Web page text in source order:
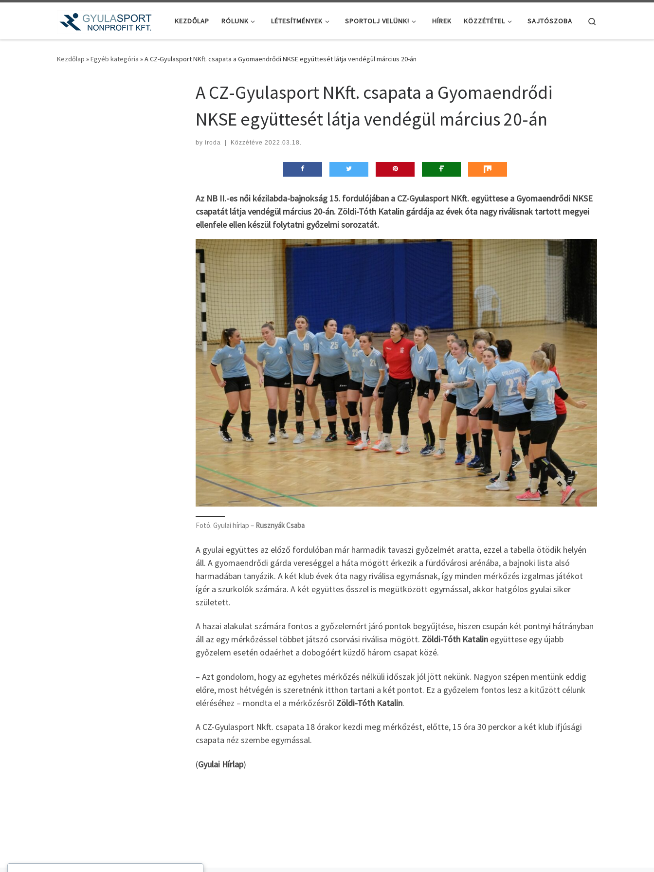
Teljes tartalom megjelenítése
KEZDŐLAP RÓLUNK LÉTESÍTMÉNYEK SPORTOLJ VELÜNK! HÍREK KÖZZÉTÉTEL SAJTÓSZOBA
Kezdőlap »Egyéb kategória »A CZ-Gyulasport NKft. csapata a Gyomaendrődi NKSE együttesét látja vendégül március 20-án
A CZ-Gyulasport NKft. csapata a Gyomaendrődi
NKSE együttesét látja vendégül március 20-án
by iroda | Közzétéve 2022.03.18.
Az NB II.-es női kézilabda-bajnokság 15. fordulójában a CZ-Gyulasport NKft. együttese a Gyomaendrődi NKSE
csapatát látja vendégül március 20-án. Zöldi-Tóth Katalin gárdája az évek óta nagy riválisnak tartott megyei
ellenfele ellen készül folytatni győzelmi sorozatát.
Fotó. Gyulai hírlap – Rusznyák Csaba
A gyulai együttes az előző fordulóban már harmadik tavaszi győzelmét aratta, ezzel a tabella ötödik helyén
áll. A gyomaendrődi gárda vereséggel a háta mögött érkezik a fürdővárosi arénába, a bajnoki lista alsó
harmadában tanyázik. A két klub évek óta nagy riválisa egymásnak, így minden mérkőzés izgalmas játékot
ígér a szurkolók számára. A két együttes ősszel is megütközött egymással, akkor hatgólos gyulai siker
született.
A hazai alakulat számára fontos a győzelemért járó pontok begyűjtése, hiszen csupán két pontnyi hátrányban
áll az egy mérkőzéssel többet játszó csorvási riválisa mögött. Zöldi-Tóth Katalin együttese egy újabb
győzelem esetén odaérhet a dobogóért küzdő három csapat közé.
– Azt gondolom, hogy az egyhetes mérkőzés nélküli időszak jól jött nekünk. Nagyon szépen mentünk eddig
előre, most hétvégén is szeretnénk itthon tartani a két pontot. Ez a győzelem fontos lesz a kitűzött célunk
eléréséhez – mondta el a mérkőzésről Zöldi-Tóth Katalin.
A CZ-Gyulasport Nkft. csapata 18 órakor kezdi meg mérkőzést, előtte, 15 óra 30 perckor a két klub ifjúsági
csapata néz szembe egymással.
(Gyulai Hírlap)